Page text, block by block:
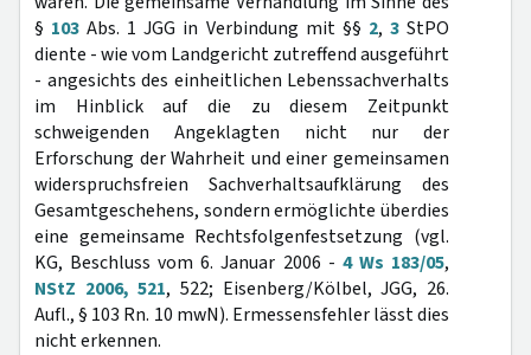
§ 103 Abs. 1 JGG in Verbindung mit §§ 2, 3StPO
diente - wie vom Landgericht zutreffend ausgeführt
- angesichts des einheitlichen Lebenssachverhalts
im Hinblick auf die zu diesem Zeitpunkt
schweigenden Angeklagten nicht nur der
Erforschung der Wahrheit und einer gemeinsamen
widerspruchsfreien Sachverhaltsaufklärung des
Gesamtgeschehens, sondern ermöglichte überdies
eine gemeinsame Rechtsfolgenfestsetzung (vgl.
KG, Beschluss vom 6. Januar 2006 - 4 Ws 183/05,
NStZ 2006, 521, 522; Eisenberg/Kölbel, JGG, 26.
Aufl., § 103 Rn. 10 mwN). Ermessensfehler lässt dies
nicht erkennen.